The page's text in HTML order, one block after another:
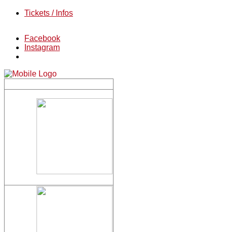
Tickets / Infos
Facebook
Instagram